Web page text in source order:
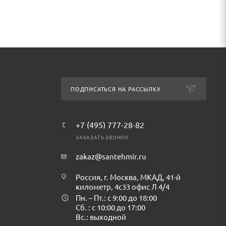
ПОДПИСАТЬСЯ НА РАССЫЛКУ
+7 (495) 777-28-82
ЗАКАЗАТЬ ЗВОНОК
zakaz@santehmir.ru
Россия, г. Москва, МКАД, 41-й
километр, 4с33 офис Л 4/4
Пн. – Пт.: с 9:00 до 18:00
Сб. : с 10:00 до 17:00
Вс.: выходной